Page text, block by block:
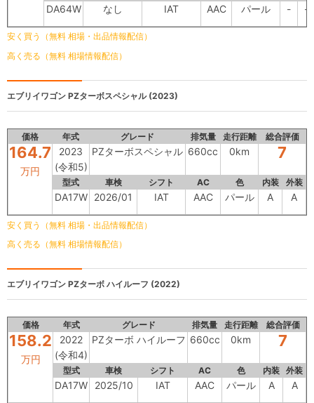
DA64W なし IAT AAC パール - -
安く買う（無料 相場・出品情報配信）
高く売る（無料 相場情報配信）
エブリイワゴン PZターボスペシャル (2023)
価格 年式 グレード 排気量 走行距離 総合評価
164.7
万円
2023
(令和5)
PZターボスペシャル 660cc 0km 7
型式 車検 シフト AC 色 内装 外装
DA17W 2026/01 IAT AAC パール A A
安く買う（無料 相場・出品情報配信）
高く売る（無料 相場情報配信）
エブリイワゴン PZターボ ハイルーフ (2022)
価格 年式 グレード 排気量 走行距離 総合評価
158.2
万円
2022
(令和4)
PZターボ ハイルーフ 660cc 0km 7
型式 車検 シフト AC 色 内装 外装
DA17W 2025/10 IAT AAC パール A A